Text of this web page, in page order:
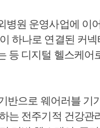
병원 운영사업에 이
하나로 연결된 커넥
등 디지털 헬스케어
반으로 웨어러블 기
는 전주기적 건강관